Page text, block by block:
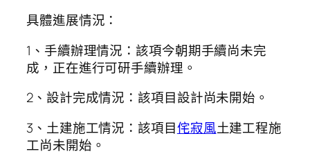
具體進展情況：
1、手續辦理情況：該項今朝期手續尚未完
成，正在進行可研手續辦理。
2、設計完成情況：該項目設計尚未開始。
3、土建施工情況：該項目侘寂風土建工程施
工尚未開始。